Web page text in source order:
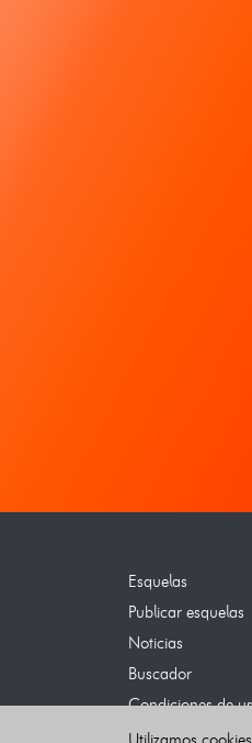
Esquelas
Publicar esquelas
Noticias
Buscador
Condiciones de
Contacto